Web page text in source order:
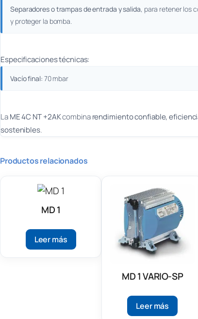
Separadores o trampas de entrada y salida, para retener los
y proteger la bomba.
Especificaciones técnicas:
Vacío final: 70 mbar
LaME 4C NT +2AKcombinarendimiento confiable,
sostenibles.
Productos relacionados
MD 1
Leer más
MD 1 VARIO-SP
Leer más